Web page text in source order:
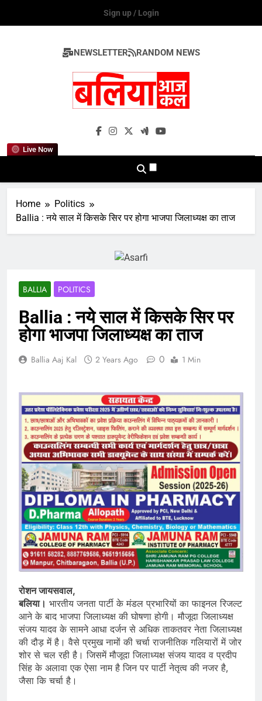
Sign up / Login
NEWSLETTER RANDOM NEWS
Live Now
Ballia Aaj Kal
Home
Politics
Ballia : नये साल में किसके सिर पर होगा भाजपा जिलाध्यक्ष का ताज
BALLIA POLITICS
Ballia : नये साल में किसके सिर पर
होगा भाजपा जिलाध्यक्ष का ताज
Ballia Aaj Kal 2 Years Ago 0 1 Min
रोशन जायसवाल,
बलिया। भारतीय जनता पार्टी के मंडल प्रभारियों का फाइनल रिजल्ट
आने के बाद भाजपा जिलाध्यक्ष की घोषणा होगी। मौजूदा जिलाध्यक्ष
संजय यादव के सामने आधा दर्जन से अधिक ताकतवर नेता जिलाध्यक्ष
की दौड़ में है। वैसे प्रमुख नामों की चर्चा राजनीतिक गलियारों में जोर
शोर से चल रही है। जिसमें मौजूदा जिलाध्यक्ष संजय यादव व प्रदीप
सिंह के अलावा एक ऐसा नाम है जिन पर पार्टी नेतृत्व की नजर है,
जैसा कि चर्चा है।